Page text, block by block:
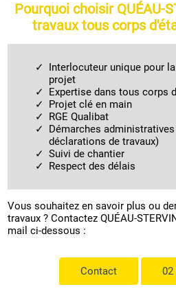
Pourquoi choisir QUÉAU-
travaux tous corps
Interlocuteur unique pour la réalisation de votre
projet
Expertise dans tous corps
Projet clé en main
RGE Qualibat
Démarches administratives (permis et
déclarations de travaux)
Suivi de chantier
Respect des délais
Vous souhaitez en savoir plus ou
travaux ? Contactez QUÉAU-
mail ci-dessous :
Contact 02